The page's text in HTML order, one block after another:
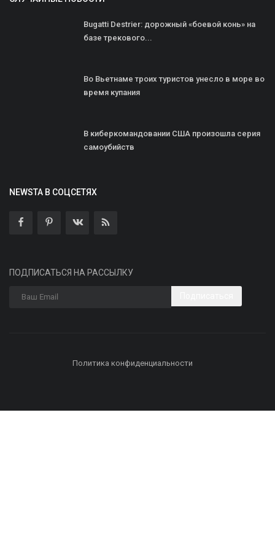
Bugatti Destrier: дорожный «боевой конь» на
базе трекового...
Во Вьетнаме троих туристов унесло в море во
время купания
В киберкомандовании США произошла серия
самоубийств
NEWSTA В СОЦСЕТЯХ
ПОДПИСАТЬСЯ НА РАССЫЛКУ
Политика конфиденциальности